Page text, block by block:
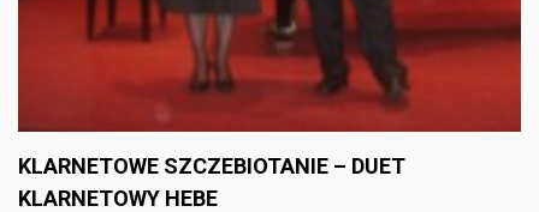
KLARNETOWE SZCZEBIOTANIE – DUET
KLARNETOWY HEBE